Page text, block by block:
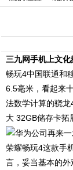
三九网手机上文化
畅玩4中国联通和
6.5毫米，看起来
法数学计算的骁
大 32GB储存卡拓
荣耀畅玩4这款手
言，妥当基本的外